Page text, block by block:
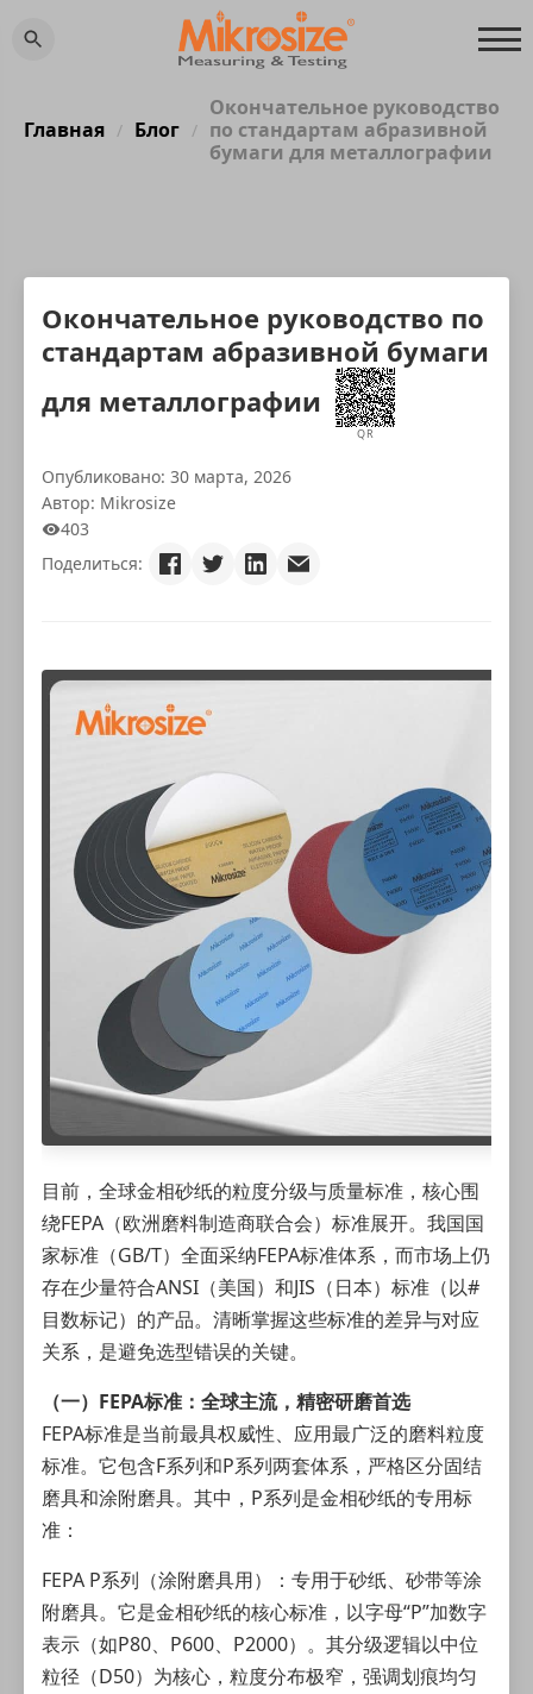
Главная / Блог /
Окончательное руководство
по стандартам абразивной
бумаги для металлографии
Окончательное руководство по
стандартам абразивной бумаги
для металлографии
QR
Опубликовано: 30 марта, 2026
Автор: Mikrosize
403
Поделиться:
目前，全球金相砂纸的粒度分级与质量标准，核心围
绕FEPA（欧洲磨料制造商联合会）标准展开。我国国
家标准（GB/T）全面采纳FEPA标准体系，而市场上仍
存在少量符合ANSI（美国）和JIS（日本）标准（以#
目数标记）的产品。清晰掌握这些标准的差异与对应
关系，是避免选型错误的关键。
（一）FEPA标准：全球主流，精密研磨首选
FEPA标准是当前最具权威性、应用最广泛的磨料粒度
标准。它包含F系列和P系列两套体系，严格区分固结
磨具和涂附磨具。其中，P系列是金相砂纸的专用标
准：
FEPA P系列（涂附磨具用）：专用于砂纸、砂带等涂
附磨具。它是金相砂纸的核心标准，以字母“P”加数字
表示（如P80、P600、P2000）。其分级逻辑以中位
粒径（D50）为核心，粒度分布极窄，强调划痕均匀